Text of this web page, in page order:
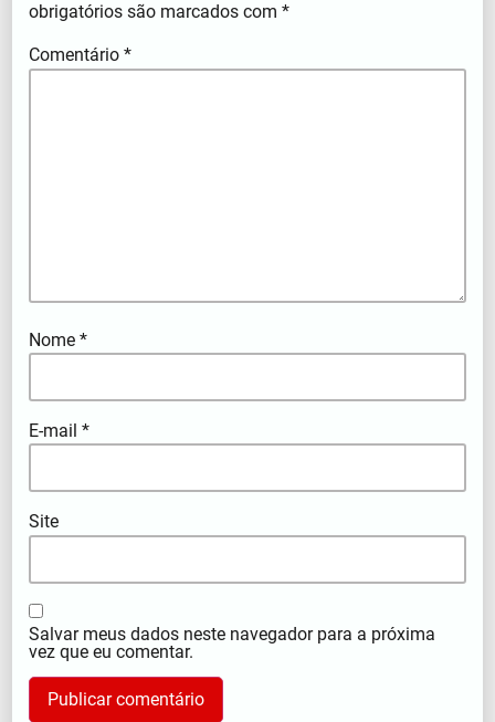
obrigatórios são marcados com*
Comentário*
Nome*
E-mail*
Site
Salvar meus dados neste navegador para a próxima
vez que eu comentar.